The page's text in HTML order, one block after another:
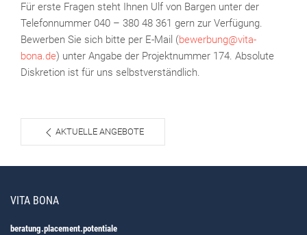
Für erste Fragen steht Ihnen Ulf von Bargen unter der
Telefonnummer 040 – 380 48 361 gern zur Verfügung.
Bewerben Sie sich bitte per E-Mail (bewerbung@vita-
bona.de) unter Angabe der Projektnummer 174. Absolute
Diskretion ist für uns selbstverständlich.
AKTUELLE ANGEBOTE
VITA BONA
beratung.placement.potentiale